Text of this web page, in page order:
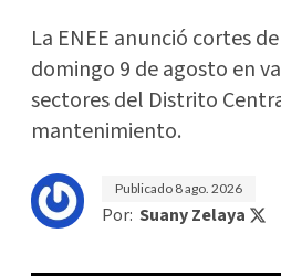
La ENEE anunció cortes
domingo 9 de agosto en
sectores del Distrito
mantenimiento.
Publicado 8 ago. 2026
Por: Suany Zelaya